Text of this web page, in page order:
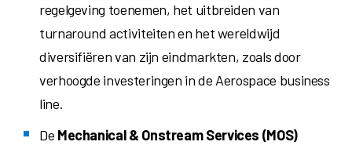
regelgeving toenemen, het uitbreiden van
turnaround activiteiten en het wereldwijd
diversifiëren van zijn eindmarkten, zoals door
verhoogde investeringen in de Aerospace business
line.
De Mechanical & Onstream Services (MOS)